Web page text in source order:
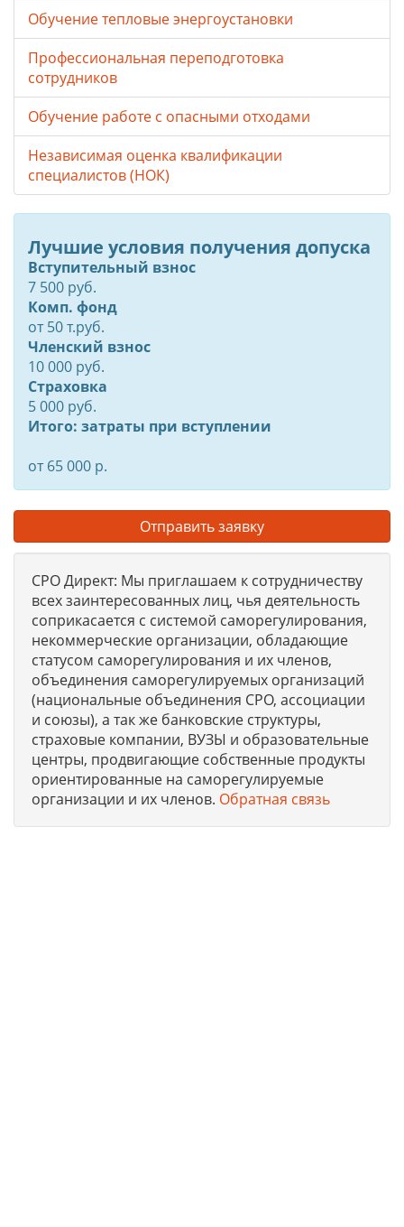
Обучение тепловые энергоустановки
Профессиональная переподготовка
сотрудников
Обучение работе с опасными отходами
Независимая оценка квалификации
специалистов (НОК)
Лучшие условия получения допуска
Вступительный взнос
7 500 руб.
Комп. фонд
от50т.руб.
Членский взнос
10 000 руб.
Страховка
5 000 руб.
Итого: затраты при вступлении
от 65 000 р.
Отправить заявку
СРО Директ: Мы приглашаем к сотрудничеству
всех заинтересованных лиц, чья деятельность
соприкасается с системой саморегулирования,
некоммерческие организации, обладающие
статусом саморегулирования и их членов,
объединения саморегулируемых организаций
(национальные объединения СРО, ассоциации
и союзы), а так же банковские структуры,
страховые компании, ВУЗЫ и образовательные
центры, продвигающие собственные продукты
ориентированные на саморегулируемые
организации и их членов. Обратная связь